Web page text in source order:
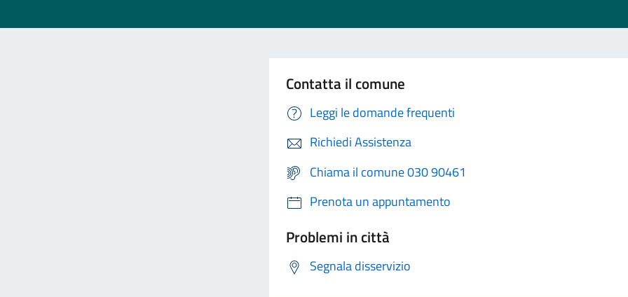
Contatta il comune
Leggi le domande frequenti
Richiedi Assistenza
Chiama il comune 030 90461
Prenota un appuntamento
Problemi in città
Segnala disservizio